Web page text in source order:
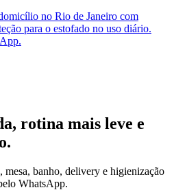
no Rio de Janeiro com
para o estofado no uso diário.
rotina mais leve e
mesa, banho, delivery e higienização
WhatsApp.